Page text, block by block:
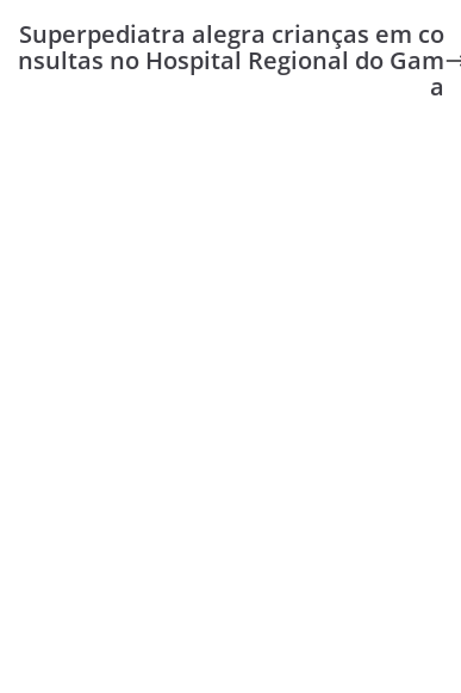
Superpediatra alegra crianças em co
nsultas no Hospital Regional do Gam
a